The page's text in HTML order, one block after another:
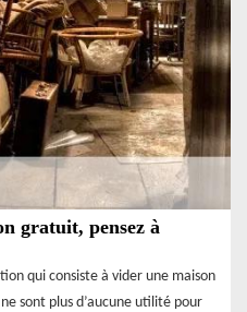
gratuit, pensez à
qui consiste à vider une maison
sont plus d’aucune utilité pour